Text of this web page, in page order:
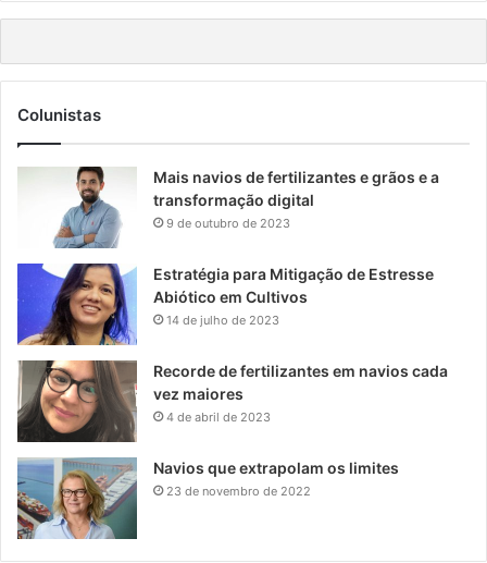
Colunistas
Mais navios de fertilizantes e grãos e a
transformação digital
9 de outubro de 2023
Estratégia para Mitigação de Estresse
Abiótico em Cultivos
14 de julho de 2023
Recorde de fertilizantes em navios cada
vez maiores
4 de abril de 2023
Navios que extrapolam os limites
23 de novembro de 2022